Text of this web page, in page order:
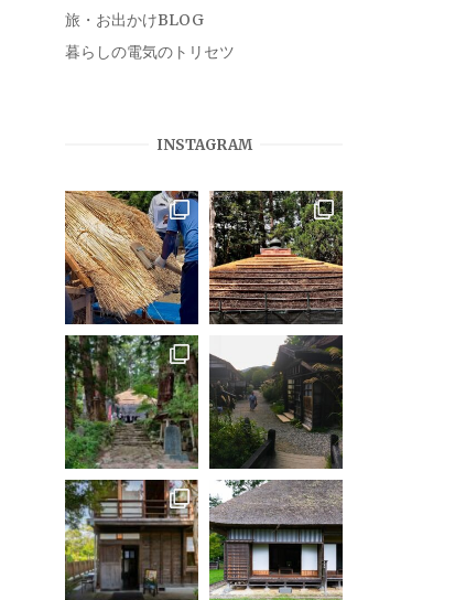
旅・お出かけBLOG
暮らしの電気のトリセツ
INSTAGRAM